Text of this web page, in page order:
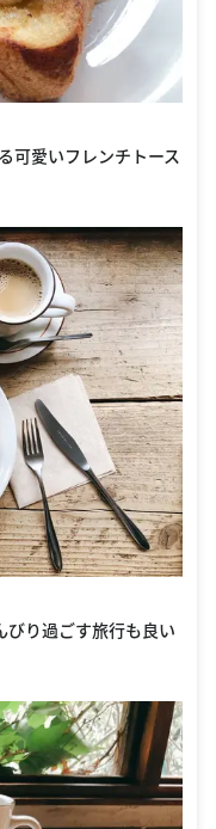
可愛いフレンチトース
びり過ごす旅行も良い